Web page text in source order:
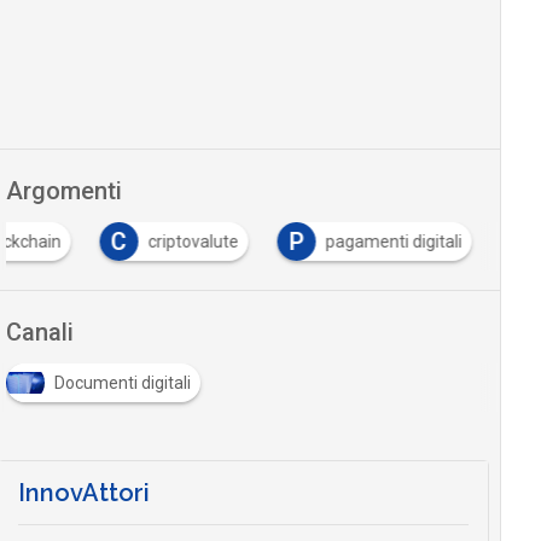
Argomenti
C criptovalute P pagamenti digitali
Canali
Documenti digitali
InnovAttori